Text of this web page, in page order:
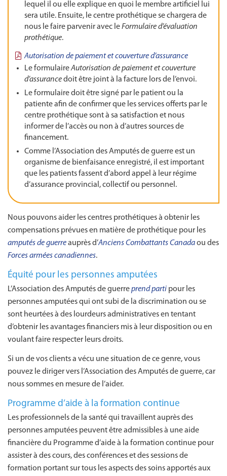
lequel il ou elle explique en quoi le membre artificiel lui
sera utile. Ensuite, le centre prothétique se chargera de
nous le faire parvenir avec leFormulaire d’évaluation
prothétique.
Autorisation de paiement et couverture d’assurance
Le formulaireAutorisation de paiement et couverture
d’assurancedoit être joint à la facture lors de l’envoi.
Le formulaire doit être signé par le patient ou la
patiente afin de confirmer que les services offerts par le
centre prothétique sont à sa satisfaction et nous
informer de l’accès ou non à d’autres sources de
financement.
Comme l’Association des Amputés de guerre est un
organisme de bienfaisance enregistré, il est important
que les patients fassent d’abord appel à leur régime
d’assurance provincial, collectif ou personnel.
Nous pouvons aider les centres prothétiques à obtenir les
compensations prévues en matière de prothétique pour les
amputés de guerreauprès d’Anciens Combattants Canadaou des
Forces armées canadiennes.
Équité pour les personnes amputées
L’Association des Amputés de guerreprend parti pour les
personnes amputées qui ont subi de la discrimination ou se
sont heurtées à des lourdeurs administratives en tentant
d’obtenir les avantages financiers mis à leur disposition ou en
voulant faire respecter leurs droits.
Si un de vos clients a vécu une situation de ce genre, vous
pouvez le diriger vers l’Association des Amputés de guerre, car
nous sommes en mesure de l’aider.
Programme d’aide à la formation continue
Les professionnels de la santé qui travaillent auprès des
personnes amputées peuvent être admissibles à une aide
financière du Programme d’aide à la formation continue pour
assister à des cours, des conférences et des sessions de
formation portant sur tous les aspects des soins apportés aux